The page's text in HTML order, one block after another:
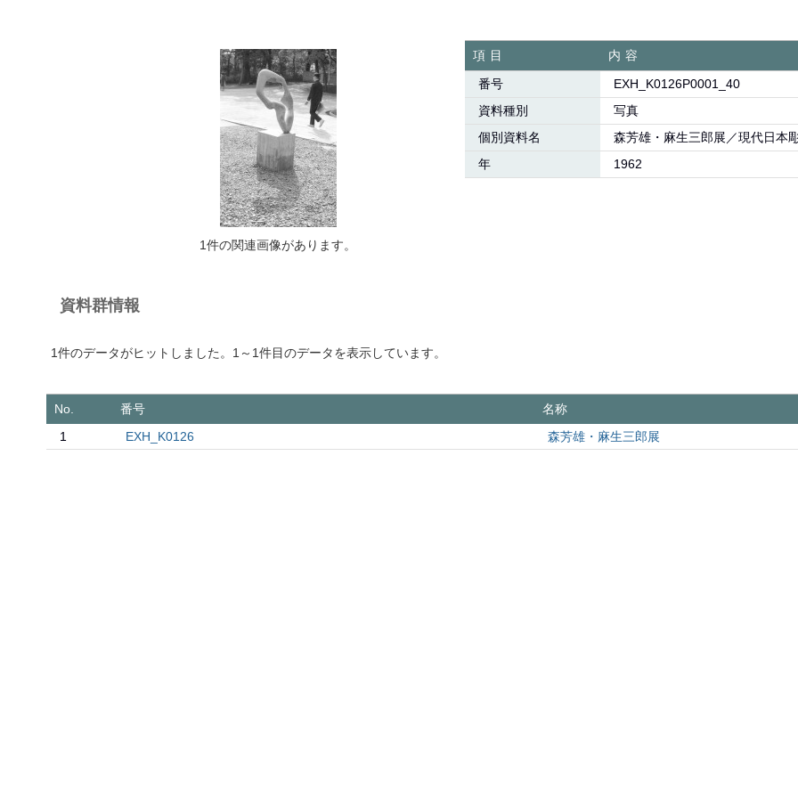
1件の関連画像があります。
項目
内容
番号
EXH_K0126P0001_40
資料種別
写真
個別資料名
森芳雄・麻生三郎展／現代日
年
1962
資料群情報
1件のデータがヒットしました。1～1件目のデータを表示しています。
No. 番号
名称
1
EXH_K0126 森芳雄・麻生三郎展